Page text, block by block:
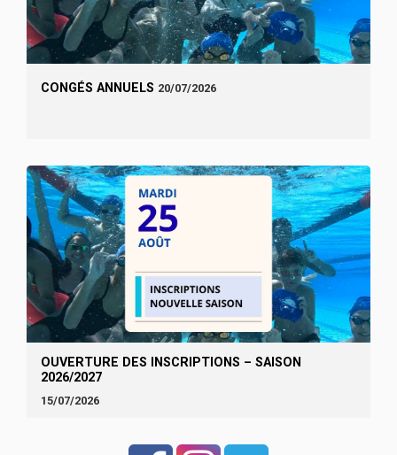
CONGÉS ANNUELS 20/07/2026
OUVERTURE DES INSCRIPTIONS – SAISON
2026/2027
15/07/2026